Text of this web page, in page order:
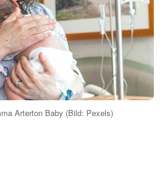
Arterton Baby (Bild: Pexels)